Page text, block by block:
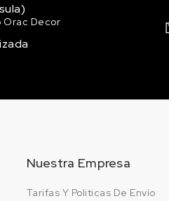
Orac Decor
Nuestra Empresa
Tarifas Y Politicas De Envío